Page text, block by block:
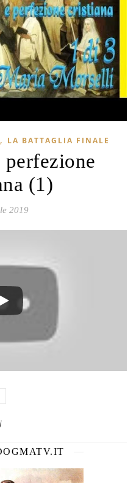
, LA BATTAGLIA FINALE
(1)
2019